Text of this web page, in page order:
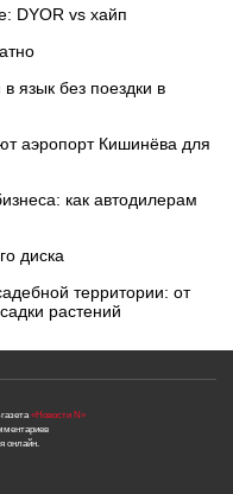
DYOR vs хайп
язык без поездки в
аэропорт Кишинёва для
как автодилерам
диска
территории: от
растений
«Новости N»
онлайн.